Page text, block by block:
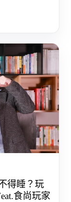
得睡？玩
食尚玩家